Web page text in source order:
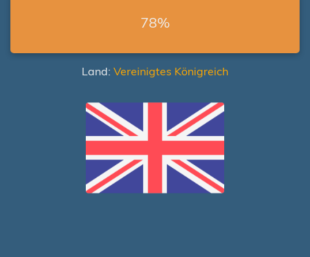
78%
Land: Vereinigtes Königreich